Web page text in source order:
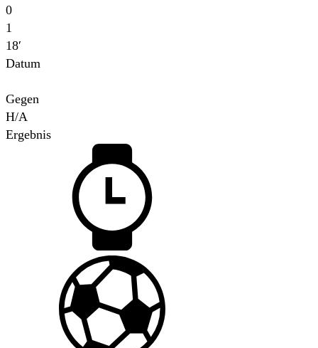
0
1
18′
Datum
Gegen
H/A
Ergebnis